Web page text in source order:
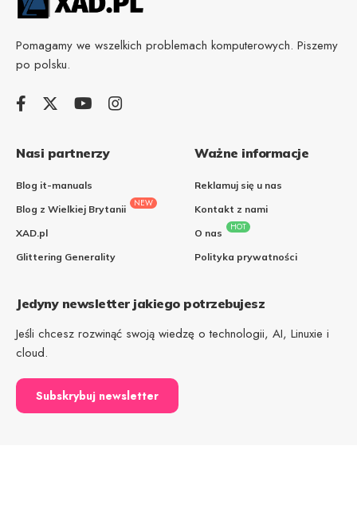
Pomagamy we wszelkich problemach komputerowych. Piszemy
po polsku.
Nasi partnerzy
Blog it-manuals
Blog z Wielkiej Brytanii
NEW
XAD.pl
Glittering Generality
Ważne informacje
Reklamuj się u nas
Kontakt z nami
O nas
HOT
Polityka prywatności
Jedyny newsletter jakiego potrzebujesz
Jeśli chcesz rozwinąć swoją wiedzę o technologii, AI, Linuxie i
cloud.
Subskrybuj newsletter